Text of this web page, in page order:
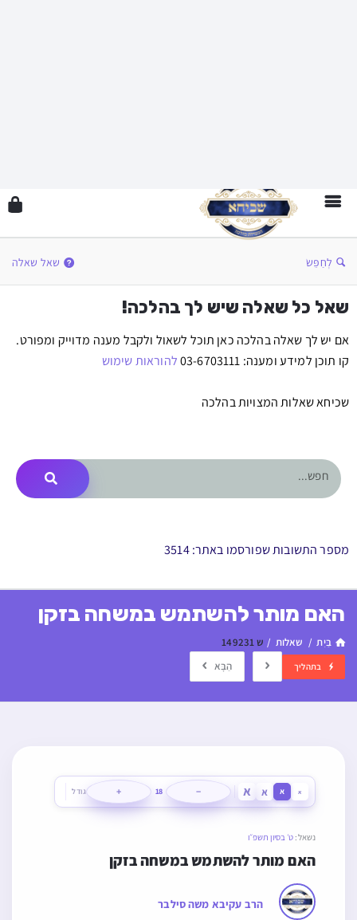
קו תוכן למידע ומענה: 03-6703111
שכיחא שאלות המצויות בהלכה
בַּיִת /
הַבָּא
בתהליך
א א א א −
18
+ גודל
נשאל: ט׳ בסיון תשפ״ו
בתשובה אחרת[ד”ה הסרת שיער במקום הזקן על ידי לייזר
האם יש בזה איסור השחתת הזקן או לא]
הפוסקים בזה[פת”ש יו”ד סי’ קפא ס”י בשם הנוב”י יו”ד סי’
פא]שאין במשחה משום תער ובלבד שלא יחתוך
אח”כ השערות בדבר חד[וכ”ה בהגהות יד אפרים על